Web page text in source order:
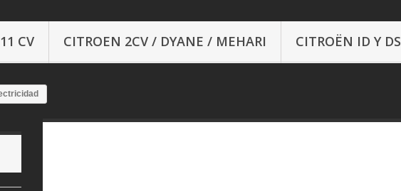
CV CITROEN 2CV / DYANE / MEHARI CITROËN ID Y DS